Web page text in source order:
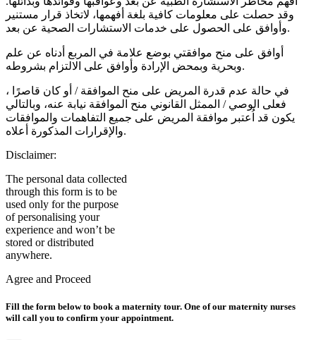
وقد حصلت على معلومات كافية بلغة أفهمها، لاتخاذ قرار مستنير
وأوافق على الحصول على خدمات الاستشارات الصحية عن بعد.
أوافق على منح موافقتي بوضع علامة في المربع أدناه عن علم
وبحرية وبمحض الإرادة وأوافق على الالتزام بشروطه.
في حالة عدم قدرة المريض على منح الموافقة / أو كان قاصرًا ،
فعلى الوصي / الممثل القانوني منح الموافقة نيابة عنه، وبالتالي
يكون قد اُعتبر موافقة المريض على جميع التفاهمات والموافقات
والإقرارات المذكورة أعلاه.
Disclaimer:
The personal data collected
through this form is to be
used only for the purpose
of personalising your
experience and won’t be
stored or distributed
anywhere.
Agree and Proceed
Fill the form below to book a maternity tour. One of our maternity nurses
will call you to confirm your appointment.